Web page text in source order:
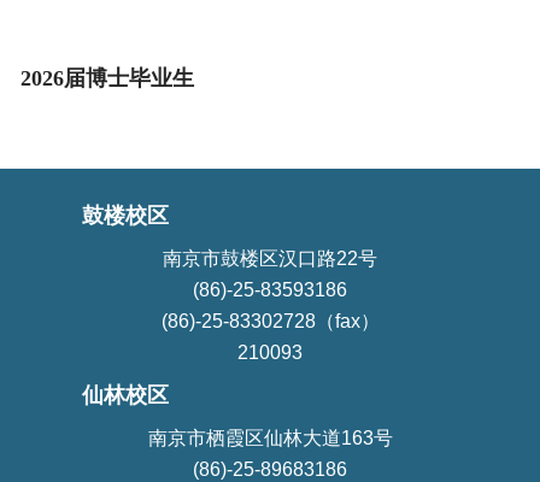
2026届博士毕业生
鼓楼校区
南京市鼓楼区汉口路22号
(86)-25-83593186
(86)-25-83302728（fax）
210093
仙林校区
南京市栖霞区仙林大道163号
(86)-25-89683186